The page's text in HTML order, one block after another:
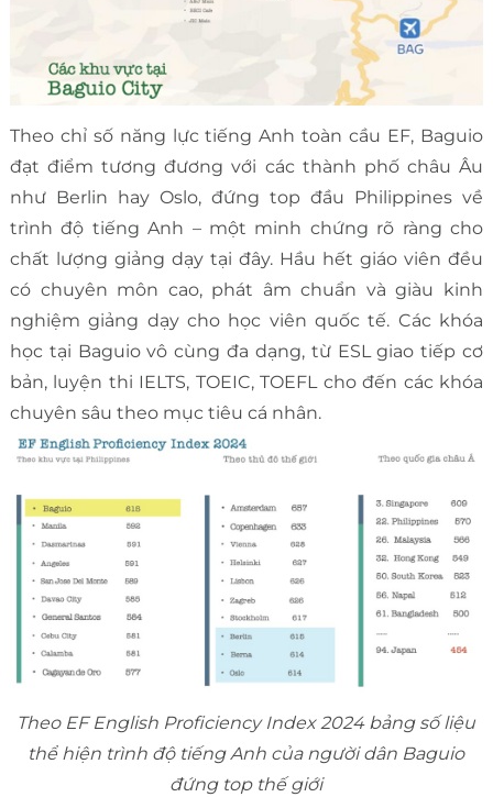
Theo chỉ số năng lực tiếng Anh toàn cầu EF, Baguio
đạt điểm tương đương với các thành phố châu Âu
như Berlin hay Oslo, đứng top đầu Philippines về
trình độ tiếng Anh – một minh chứng rõ ràng cho
chất lượng giảng dạy tại đây. Hầu hết giáo viên đều
có chuyên môn cao, phát âm chuẩn và giàu kinh
nghiệm giảng dạy cho học viên quốc tế. Các khóa
học tại Baguio vô cùng đa dạng, từ ESL giao tiếp cơ
bản, luyện thi IELTS, TOEIC, TOEFL cho đến các khóa
chuyên sâu theo mục tiêu cá nhân.
Theo EF English Proficiency Index 2024 bảng số liệu
thể hiện trình độ tiếng Anh của người dân Baguio
đứng top thế giới